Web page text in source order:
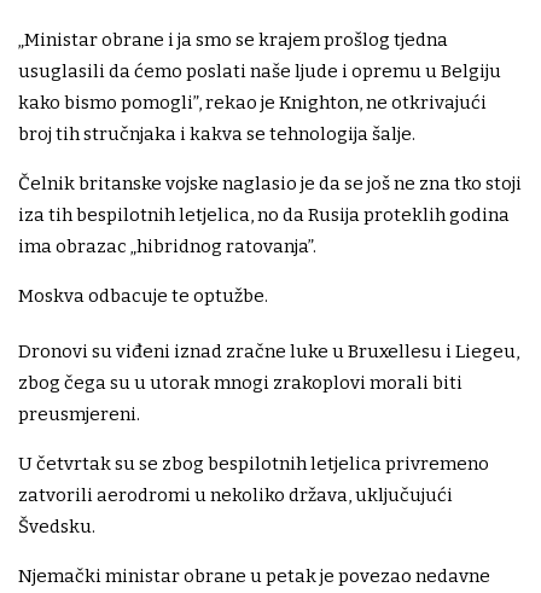
„Ministar obrane i ja smo se krajem prošlog tjedna
usuglasili da ćemo poslati naše ljude i opremu u Belgiju
kako bismo pomogli”, rekao je Knighton, ne otkrivajući
broj tih stručnjaka i kakva se tehnologija šalje.
Čelnik britanske vojske naglasio je da se još ne zna tko stoji
iza tih bespilotnih letjelica, no da Rusija proteklih godina
ima obrazac „hibridnog ratovanja”.
Moskva odbacuje te optužbe.
Dronovi su viđeni iznad zračne luke u Bruxellesu i Liegeu,
zbog čega su u utorak mnogi zrakoplovi morali biti
preusmjereni.
U četvrtak su se zbog bespilotnih letjelica privremeno
zatvorili aerodromi u nekoliko država, uključujući
Švedsku.
Njemački ministar obrane u petak je povezao nedavne